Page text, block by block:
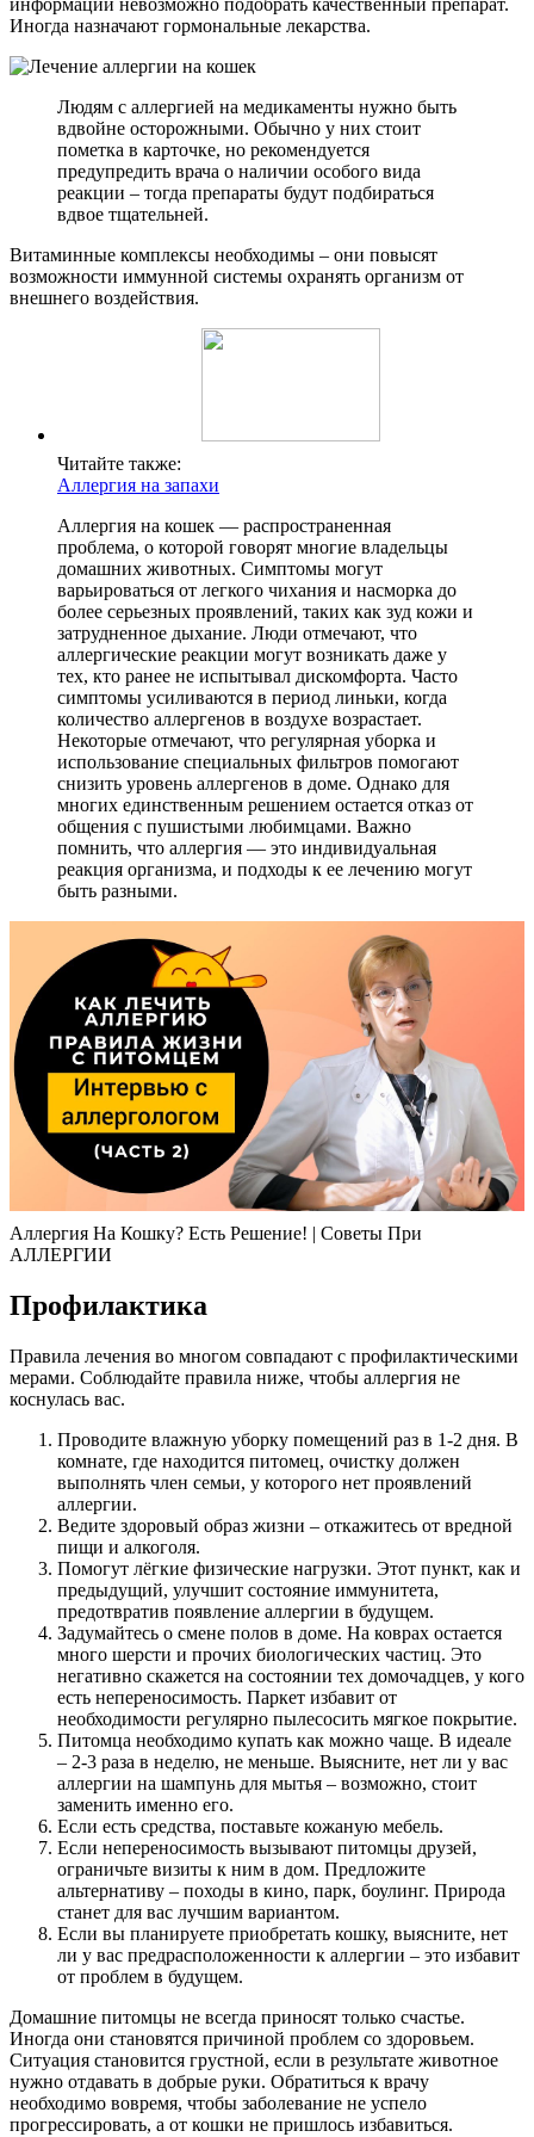
информации невозможно подобрать качественный препарат.
Иногда назначают гормональные лекарства.
Людям с аллергией на медикаменты нужно быть
вдвойне осторожными. Обычно у них стоит
пометка в карточке, но рекомендуется
предупредить врача о наличии особого вида
реакции – тогда препараты будут подбираться
вдвое тщательней.
Витаминные комплексы необходимы – они повысят
возможности иммунной системы охранять организм от
внешнего воздействия.
Читайте также:
Аллергия на запахи
Аллергия на кошек — распространенная
проблема, о которой говорят многие владельцы
домашних животных. Симптомы могут
варьироваться от легкого чихания и насморка до
более серьезных проявлений, таких как зуд кожи и
затрудненное дыхание. Люди отмечают, что
аллергические реакции могут возникать даже у
тех, кто ранее не испытывал дискомфорта. Часто
симптомы усиливаются в период линьки, когда
количество аллергенов в воздухе возрастает.
Некоторые отмечают, что регулярная уборка и
использование специальных фильтров помогают
снизить уровень аллергенов в доме. Однако для
многих единственным решением остается отказ от
общения с пушистыми любимцами. Важно
помнить, что аллергия — это индивидуальная
реакция организма, и подходы к ее лечению могут
быть разными.
Аллергия На Кошку? Есть Решение! | Советы При
АЛЛЕРГИИ
Профилактика
Правила лечения во многом совпадают с профилактическими
мерами. Соблюдайте правила ниже, чтобы аллергия не
коснулась вас.
Проводите влажную уборку помещений раз в 1-2 дня. В
комнате, где находится питомец, очистку должен
выполнять член семьи, у которого нет проявлений
аллергии.
Ведите здоровый образ жизни – откажитесь от вредной
пищи и алкоголя.
Помогут лёгкие физические нагрузки. Этот пункт, как и
предыдущий, улучшит состояние иммунитета,
предотвратив появление аллергии в будущем.
Задумайтесь о смене полов в доме. На коврах остается
много шерсти и прочих биологических частиц. Это
негативно скажется на состоянии тех домочадцев, у кого
есть непереносимость. Паркет избавит от
необходимости регулярно пылесосить мягкое покрытие.
Питомца необходимо купать как можно чаще. В идеале
– 2-3 раза в неделю, не меньше. Выясните, нет ли у вас
аллергии на шампунь для мытья – возможно, стоит
заменить именно его.
Если есть средства, поставьте кожаную мебель.
Если непереносимость вызывают питомцы друзей,
ограничьте визиты к ним в дом. Предложите
альтернативу – походы в кино, парк, боулинг. Природа
станет для вас лучшим вариантом.
Если вы планируете приобретать кошку, выясните, нет
ли у вас предрасположенности к аллергии – это избавит
от проблем в будущем.
Домашние питомцы не всегда приносят только счастье.
Иногда они становятся причиной проблем со здоровьем.
Ситуация становится грустной, если в результате животное
нужно отдавать в добрые руки. Обратиться к врачу
необходимо вовремя, чтобы заболевание не успело
прогрессировать, а от кошки не пришлось избавиться.